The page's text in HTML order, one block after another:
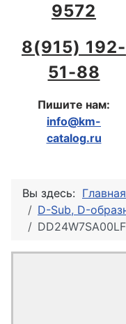
9572
8(915) 192-
51-88
Пишите нам:
info@km-
catalog.ru
Вы здесь: Главная
D-Sub, D-